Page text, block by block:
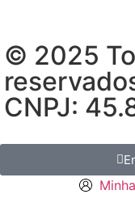
© 2025
CNPJ: